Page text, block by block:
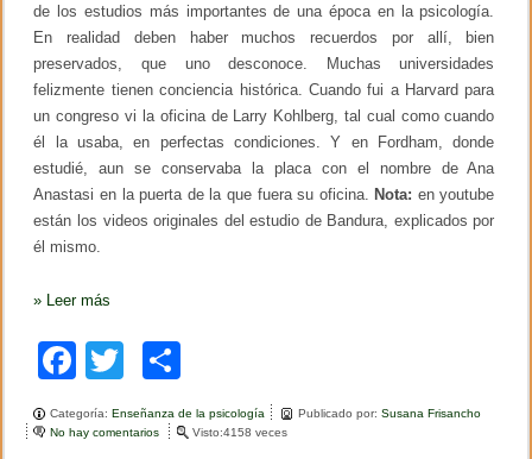
d
de los estudios más importantes de una época en la psicología.
En realidad deben haber muchos recuerdos por allí, bien
preservados, que uno desconoce. Muchas universidades
felizmente tienen conciencia histórica. Cuando fui a Harvard para
un congreso vi la oficina de Larry Kohlberg, tal cual como cuando
él la usaba, en perfectas condiciones. Y en Fordham, donde
estudié, aun se conservaba la placa con el nombre de Ana
Anastasi en la puerta de la que fuera su oficina.
Nota: en youtube
están los videos originales del estudio de Bandura, explicados por
él mismo.
» Leer más
F
a
c
wi
tt
o
m
Categoría:Enseñanza de la psicología Publicado por:Susana Frisancho
No hay comentarios
Visto:4158 veces